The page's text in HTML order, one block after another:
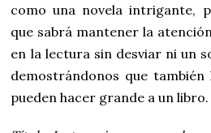
como una novela intrigante,
que sabrá mantener la
en la lectura sin desviar ni un
demostrándonos que también
pueden hacer grande a un libro.